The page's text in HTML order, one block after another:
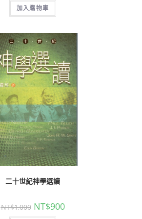
加入購物車
二十世紀神學選讀
NT$1,000 NT$900